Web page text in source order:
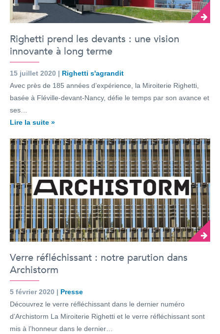
Righetti prend les devants : une vision
innovante à long terme
15 juillet 2020 | Righetti s'agrandit
Avec près de 185 années d’expérience, la Miroiterie Righetti,
basée à Fléville-devant-Nancy, défie le temps par son avance et
ses…
Lire la suite »
Verre réfléchissant : notre parution dans
Archistorm
5 février 2020 | Presse
Découvrez le verre réfléchissant dans le dernier numéro
d’Archistorm La Miroiterie Righetti et le verre réfléchissant sont
mis à l’honneur dans le dernier…